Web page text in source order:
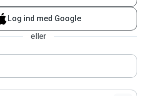
Log ind med Google
eller